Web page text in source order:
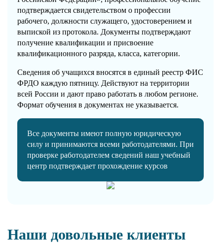
подтверждается свидетельством о профессии
рабочего, должности служащего, удостоверением и
выпиской из протокола. Документы подтверждают
получение квалификации и присвоение
квалификационного разряда, класса, категории.
Сведения об учащихся вносятся в единый реестр ФИС
ФРДО каждую пятницу. Действуют на территории
всей России и дают право работать в любом регионе.
Формат обучения в документах не указывается.
Все документы имеют полную юридическую
силу и принимаются всеми работодателями. При
проверке работодателем сведений наш учебный
центр подтверждает прохождение курсов
Наши довольные клиенты